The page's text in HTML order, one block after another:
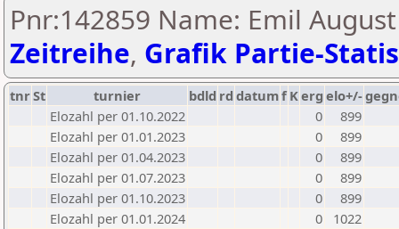
Pnr:142859 Name: Emil August
Zeitreihe, Grafik Partie-
tnrSt turnier bdld rd datumf Kerg elo+/-
Elozahl per 01.10.2022
0
899
Elozahl per 01.01.2023
0
899
Elozahl per 01.04.2023
0
899
Elozahl per 01.07.2023
0
899
Elozahl per 01.10.2023
0
899
Elozahl per 01.01.2024
0
1022